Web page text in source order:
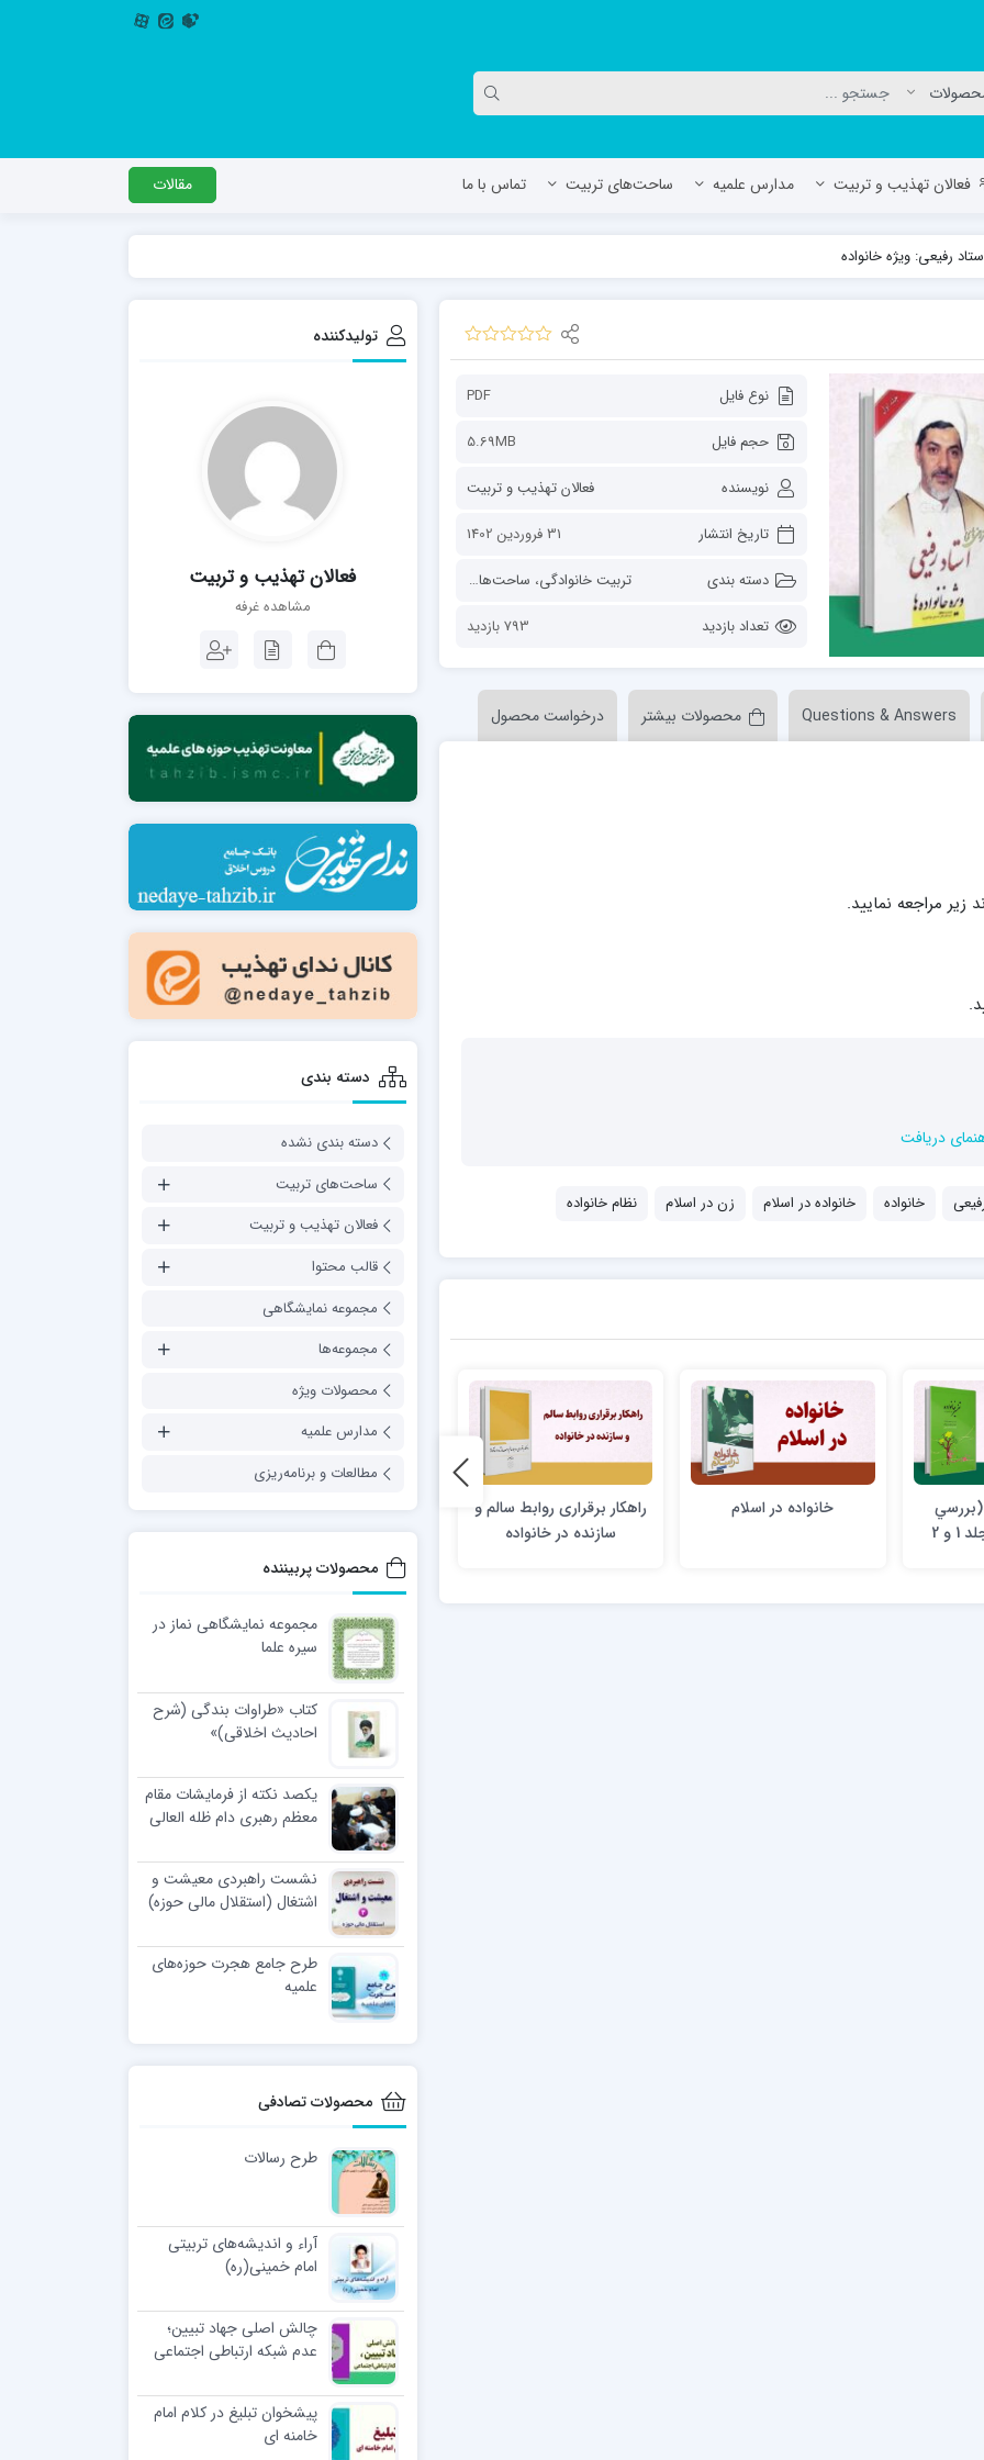
فعالان تهذیب و تربیت مدارس علمیه
جعفریه
مدرسه علمیه المهدی (عج)/ آران و بیدگل
حوزه علمیه سفیران هدایت رهنان
مدرسه آیت الله العظمی گلپایگانی ره
مدرسه اباصالح المهدی عج
مدرسه امام جعفر صادق علیه السلام ساوجبلاغ
مدرسه علمیه امام حسن مجتبی(ع) چهارباغ
عسکری علیه السلام
مدرسه فقهی تخصصی امام رضا علیه السلام
مدرسه امام کاظم علیه السلام
علمیه اهل بیت علیهم‌السلام/ قلعه گنج
محمودیه/ کرمان
مدرسه آخوند (ره) همدان
ساحت‌های تربیت تماس با ما مقالات
رفیعی: ویژه خانواده
نوع فایل
PDF
حجم فایل
5.69MB
نویسنده
فعالان تهذیب و تربیت
تاریخ انتشار
31 فروردین 1402
دسته بندی
تربیت خانوادگی، ساحت‌های تربیت قالب محتوا،کتاب
تعداد بازدید
793 بازدید
Questions & Answers محصولات بیشتر درخواست محصول
زیر مراجعه نمایید.
دریافت
خانواده خانواده در اسلام زن در اسلام نظام خانواده
(بررسي
2
خانواده در اسلام
راهكار برقراری روابط سالم و
سازنده در خانواده
كانون محبت: رهنمودهاي
اخلاقي پيامبر اعظم صلي الله
عليه و آله درباره خانواده
گزیده جملات مقام معظم
رهبری دربارۀ خانواده
تولیدکننده
فعالان تهذیب و تربیت
مشاهده غرفه
دسته بندی
دسته بندی نشده
ساحت‌های تربیت
فعالان تهذیب و تربیت
قالب محتوا
مجموعه نمایشگاهی
مجموعه‌ها
محصولات ویژه
مدارس علمیه
مطالعات و برنامه‌ریزی
محصولات پربیننده
مجموعه نمایشگاهی نماز در
سیره علما
کتاب «طراوات بندگی (شرح
احادیث اخلاقی)»
یکصد نکته از فرمایشات مقام
معظم رهبری دام ظله العالی
نشست راهبردی معیشت و
اشتغال (استقلال مالی حوزه)
طرح جامع هجرت حوزه‌های
علمیه
محصولات تصادفی
طرح رسالات
آراء و اندیشه‌های تربیتی
امام خمینی(ره)
چالش اصلی جهاد تبیین؛
عدم شبکه ارتباطی اجتماعی
پیشخوان تبلیغ در کلام امام
خامنه ای